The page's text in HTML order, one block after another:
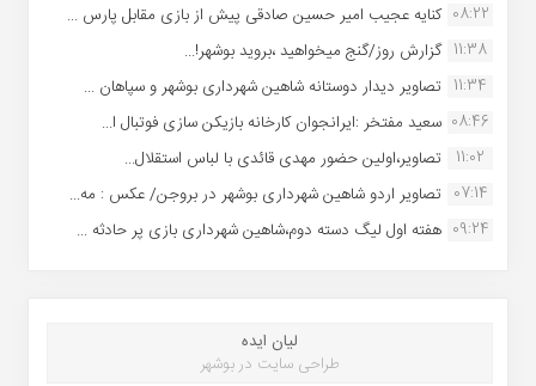
08:22 کنایه عجیب امیر حسین صادقی پیش از بازی مقابل پارس ...
11:38 گزارش روز/گنج میخواهید ،بروید بوشهر!...
11:34 تصاویر دیدار دوستانه شاهین شهردارى بوشهر و سپاهان ...
08:46 سعید مفتخر :ایرانجوان کارخانه بازیکن سازی فوتبال ا...
11:02
تصاویر،اولین حضور مهدی قائدی با لباس استقلال...
07:14 تصاویر اردو شاهین شهرداری بوشهر در بروجن/ عکس : مه...
09:24 هفته اول لیگ دسته دوم،شاهین شهرداری بازی پر حادثه ...
لیان ایده
طراحی سایت در بوشهر